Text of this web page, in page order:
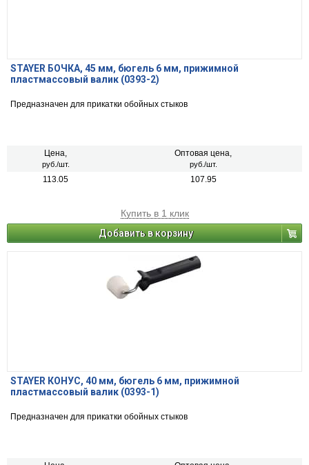
STAYER БОЧКА, 45 мм, бюгель 6 мм, прижимной
пластмассовый валик (0393-2)
Предназначен для прикатки обойных стыков
Цена,
руб./шт.
Оптовая цена,
руб./шт.
113.05 107.95
Купить в 1 клик
Добавить в корзину
STAYER КОНУС, 40 мм, бюгель 6 мм, прижимной
пластмассовый валик (0393-1)
Предназначен для прикатки обойных стыков